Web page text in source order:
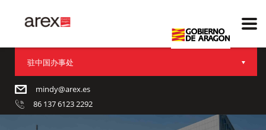
驻中国办事处
mindy@arex.es
86 137 6123 2292